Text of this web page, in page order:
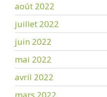
août 2022
juillet 2022
juin 2022
mai 2022
avril 2022